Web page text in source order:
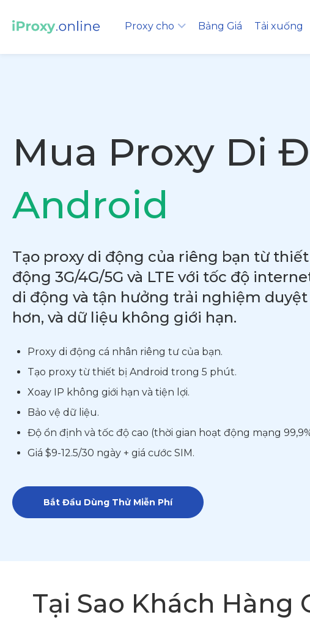
Proxy cho Bảng Giá Tải xuống
Mua Proxy Di
Android
Tạo proxy di động của riêng bạn từ
động 3G/4G/5G và LTE với tốc độ
di động và tận hưởng trải nghiệm
hơn, và dữ liệu không giới hạn.
Proxy di động cá nhân riêng tư của bạn.
Tạo proxy từ thiết bị Android trong 5 phút.
Xoay IP không giới hạn và tiện lợi.
Bảo vệ dữ liệu.
Độ ổn định và tốc độ cao (thời gian hoạt động mạng
Giá $9-12.5/30 ngày + giá cước SIM.
Bắt Đầu Dùng Thử Miễn Phí
Tại Sao Khách